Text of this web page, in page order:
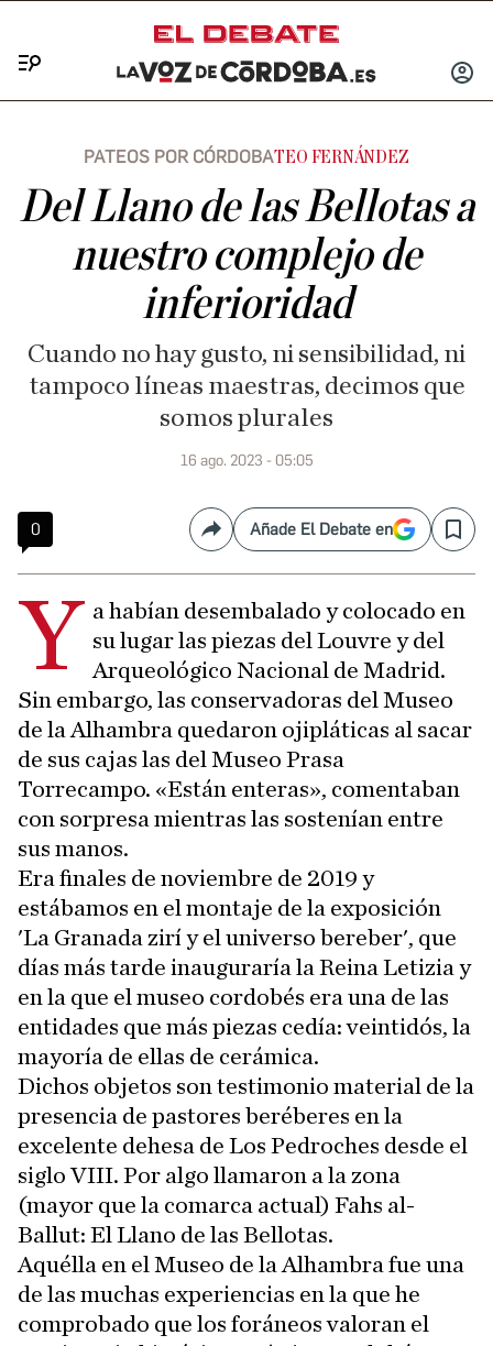
INICIAR
PATEOS POR CÓRDOBATEO FERNÁNDEZ
Del Llano de las Bellotas a
nuestro complejo de
inferioridad
Cuando no hay gusto, ni sensibilidad, ni
tampoco líneas maestras, decimos que
somos plurales
16 ago. 2023 - 05:05
0 CompartirAñade El Debate en Save
Y a habían desembalado y colocado en
su lugar las piezas del Louvre y del
Arqueológico Nacional de Madrid.
Sin embargo, las conservadoras del Museo
de la Alhambra quedaron ojipláticas al sacar
de sus cajas las del Museo Prasa
Torrecampo. «Están enteras», comentaban
con sorpresa mientras las sostenían entre
sus manos.
Era finales de noviembre de 2019 y
estábamos en el montaje de la exposición
'La Granada zirí y el universo bereber', que
días más tarde inauguraría la Reina Letizia y
en la que el museo cordobés era una de las
entidades que más piezas cedía: veintidós, la
mayoría de ellas de cerámica.
Dichos objetos son testimonio material de la
presencia de pastores beréberes en la
excelente dehesa de Los Pedroches desde el
siglo VIII. Por algo llamaron a la zona
(mayor que la comarca actual) Fahs al-
Ballut: El Llano de las Bellotas.
Aquélla en el Museo de la Alhambra fue una
de las muchas experiencias en la que he
comprobado que los foráneos valoran el